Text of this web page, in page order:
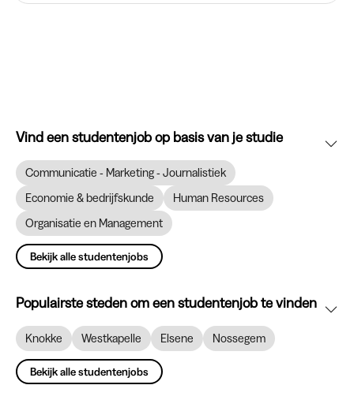
Vind een studentenjob op basis van je studie
Communicatie - Marketing - Journalistiek
Economie & bedrijfskunde
Human Resources
Organisatie en Management
Bekijk alle studentenjobs
Populairste steden om een studentenjob te vinden
Knokke Westkapelle Elsene Nossegem
Bekijk alle studentenjobs